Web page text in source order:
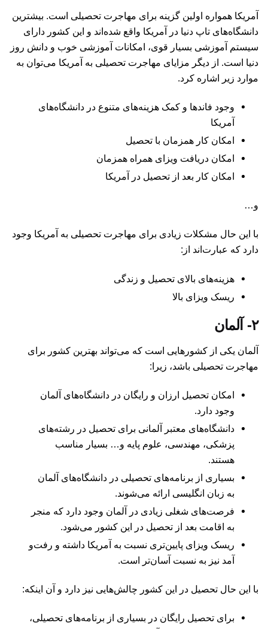
آمریکا همواره اولین گزینه برای مهاجرت تحصیلی است. بیشترین
دانشگاه‌های تاپ دنیا در آمریکا واقع شده‌اند و این کشور دارای
سیستم آموزشی بسیار قوی، امکانات آموزشی خوب و دانش روز
دنیا است. از دیگر مزایای مهاجرت تحصیلی به آمریکا می‌توان به
موارد زیر اشاره کرد.
وجود فاندها و کمک هزینه‌های متنوع در دانشگاه‌های
آمریکا
امکان کار همزمان با تحصیل
امکان دریافت ویزای همراه همزمان
امکان کار بعد از تحصیل در آمریکا
و…
با این حال مشکلات زیادی برای مهاجرت تحصیلی به آمریکا وجود
دارد که عبارت‌اند از:‌
هزینه‌های بالای تحصیل و زندگی
ریسک ویزای بالا
۲- آلمان
آلمان یکی از کشورهایی است که می‌تواند بهترین کشور برای
مهاجرت تحصیلی باشد، زیرا:
امکان تحصیل ارزان و رایگان در دانشگاه‌های آلمان
وجود دارد.
دانشگاه‌های معتبر آلمانی برای تحصیل در رشته‌های
پزشکی، مهندسی، علوم پایه و… بسیار مناسب
هستند.
بسیاری از برنامه‌های تحصیلی در دانشگاه‌های آلمان
به زبان انگلیسی ارائه می‌شوند.
فرصت‌های شغلی زیادی در آلمان وجود دارد که منجر
به اقامت بعد از تحصیل در این کشور می‌شود.
ریسک ویزای پایین‌تری نسبت به آمریکا داشته و رفت‌و
آمد نیز به نسبت آسان‌تر است.
با این حال تحصیل در این کشور چالش‌هایی نیز دارد و آن اینکه:
برای تحصیل رایگان در بسیاری از برنامه‌های تحصیلی،